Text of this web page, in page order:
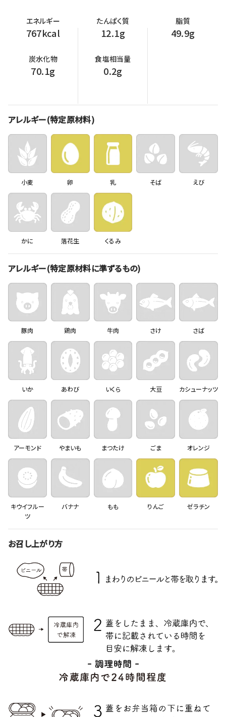
エネルギー
767kcal
たんぱく質
12.1g
脂質
49.9g
炭水化物
70.1g
食塩相当量
0.2g
アレルギー(特定原材料)
小麦 卵 乳 そば えび
かに 落花生 くるみ
アレルギー(特定原材料に準ずるもの)
豚肉 鶏肉 牛肉 さけ さば
いか あわび いくら 大豆 カシューナッツ
アーモンド やまいも まつたけ ごま オレンジ
キウイフルー
ツ
バナナ もも りんご ゼラチン
お召し上がり方